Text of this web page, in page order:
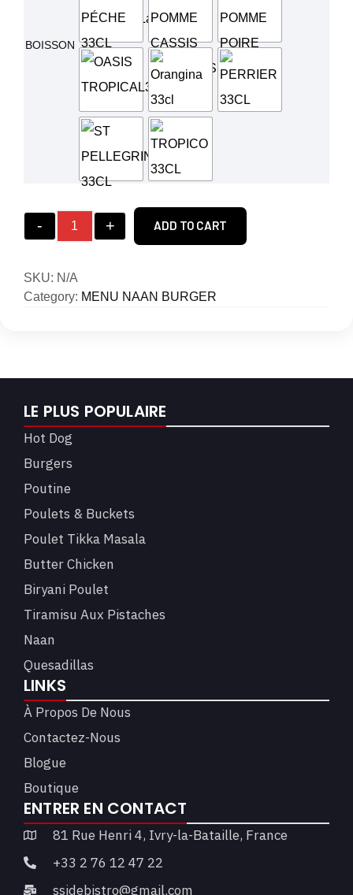
BOISSON
- + ADD TO CART
SKU: N/A
Category: MENU NAAN BURGER
LE PLUS POPULAIRE
Hot Dog
Burgers
Poutine
Poulets & Buckets
Poulet Tikka Masala
Butter Chicken
Biryani Poulet
Tiramisu Aux Pistaches
Naan
Quesadillas
LINKS
À Propos De Nous
Contactez-Nous
Blogue
Boutique
ENTRER EN CONTACT
81 Rue Henri 4, Ivry-la-Bataille, France
+33 2 76 12 47 22
ssidebistro@gmail.com